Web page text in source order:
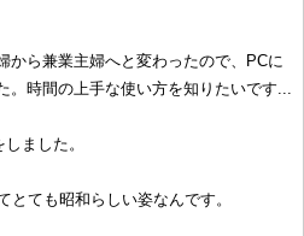
から兼業主婦へと変わったので、PCに
。時間の上手な使い方を知りたいです...
ました。
ても昭和らしい姿なんです。